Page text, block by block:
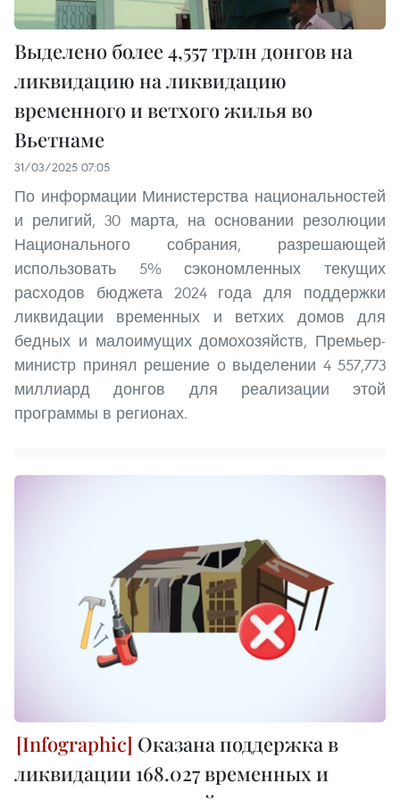
Выделено более 4,557 трлн донгов на
ликвидацию на ликвидацию
временного и ветхого жилья во
Вьетнаме
31/03/2025 07:05
По информации Министерства национальностей
и религий, 30 марта, на основании резолюции
Национального собрания, разрешающей
использовать 5% сэкономленных текущих
расходов бюджета 2024 года для поддержки
ликвидации временных и ветхих домов для
бедных и малоимущих домохозяйств, Премьер-
министр принял решение о выделении 4 557,773
миллиард донгов для реализации этой
программы в регионах.
Оказана поддержка в
ликвидации 168.027 временных и